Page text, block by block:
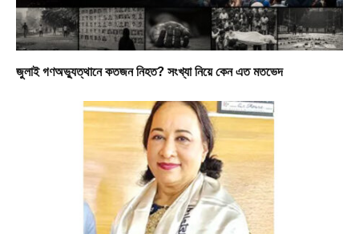
জুলাই গণঅভ্যুত্থানে কতজন নিহত? সংখ্যা নিয়ে কেন এত মতভেদ